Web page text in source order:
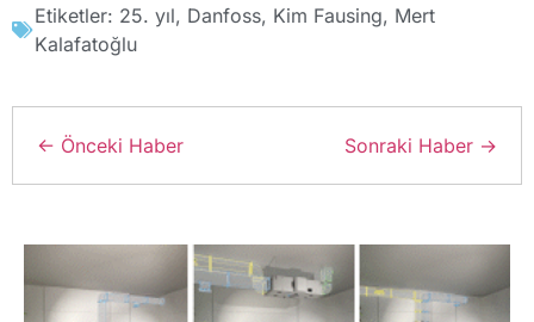
Etiketler: 25. yıl, Danfoss, Kim Fausing, Mert
Kalafatoğlu
← Önceki Haber Sonraki Haber →